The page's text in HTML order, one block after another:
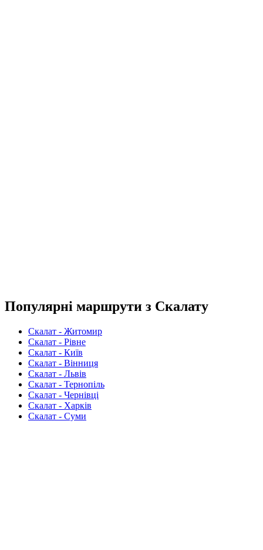
Популярні маршрути з Скалату
Скалат - Житомир
Скалат - Рівне
Скалат - Київ
Скалат - Вінниця
Скалат - Львів
Скалат - Тернопіль
Скалат - Чернівці
Скалат - Харків
Скалат - Суми